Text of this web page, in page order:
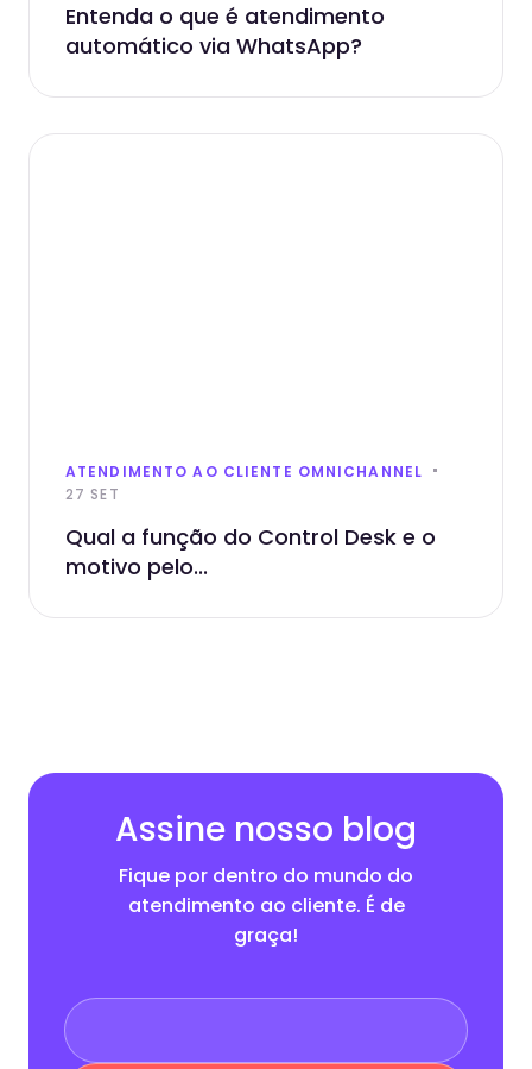
Entenda o que é atendimento
automático via WhatsApp?
ATENDIMENTO AO CLIENTE OMNICHANNEL
27 SET
Qual a função do Control Desk e o
motivo pelo...
Assine nosso blog
Fique por dentro do mundo do
atendimento ao cliente. É de
graça!